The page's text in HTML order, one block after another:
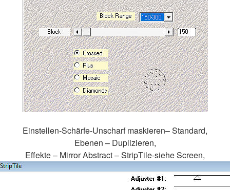
Einstellen-Schärfe-Unscharf maskieren– Standard,
Ebenen – Duplizieren,
Effekte – Mirror Abstract – StripTile-siehe Screen,